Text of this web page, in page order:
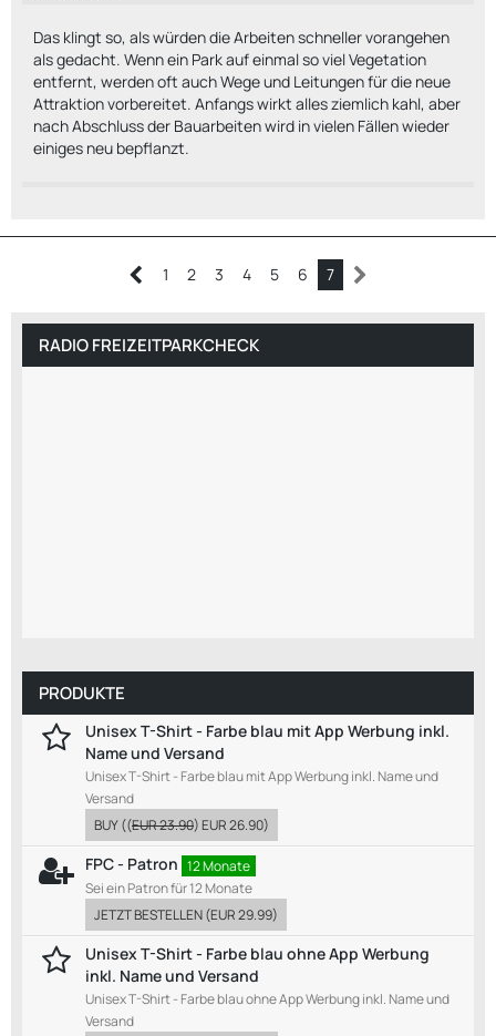
Das klingt so, als würden die Arbeiten schneller vorangehen
als gedacht. Wenn ein Park auf einmal so viel Vegetation
entfernt, werden oft auch Wege und Leitungen für die neue
Attraktion vorbereitet. Anfangs wirkt alles ziemlich kahl, aber
nach Abschluss der Bauarbeiten wird in vielen Fällen wieder
einiges neu bepflanzt.
1 2 3 4 5 6 7
RADIO FREIZEITPARKCHECK
PRODUKTE
Unisex T-Shirt - Farbe blau mit App Werbung inkl.
Name und Versand
Unisex T-Shirt - Farbe blau mit App Werbung inkl. Name und
Versand
BUY((EUR 23.90)EUR 26.90)
FPC - Patron 12 Monate
Sei ein Patron für 12 Monate
JETZT BESTELLEN(EUR 29.99)
Unisex T-Shirt - Farbe blau ohne App Werbung
inkl. Name und Versand
Unisex T-Shirt - Farbe blau ohne App Werbung inkl. Name und
Versand